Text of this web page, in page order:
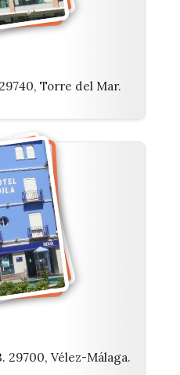
Torre del Mar.
29700, Vélez-Málaga.